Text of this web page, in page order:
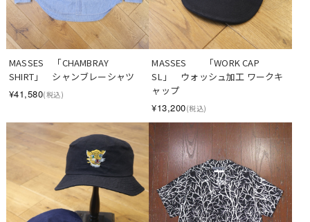
MASSES　「CHAMBRAY
SHIRT」　シャンブレーシャツ
¥41,580(税込)
MASSES　　「WORK CAP
SL」　ウォッシュ加工 ワークキ
ャップ
¥13,200(税込)